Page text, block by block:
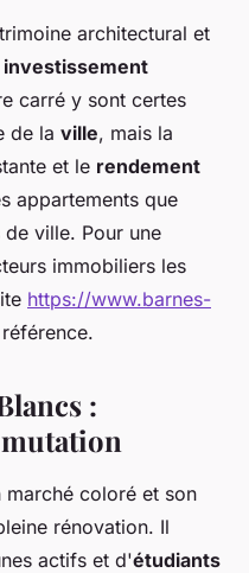
architectural et
investissement
carré y sont certes
de la ville, mais la
et le rendement
appartements que
ville. Pour une
immobiliers les
https://www.barnes-
:
marché coloré et son
rénovation. Il
actifs et d'étudiants